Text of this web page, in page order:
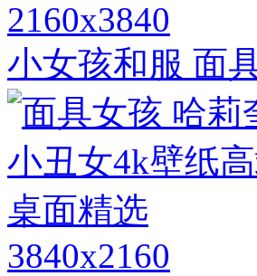
2160x3840
小女孩和服 面
3840x2160